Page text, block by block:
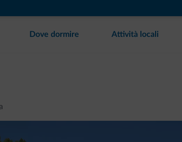
Dove dormire Attività locali